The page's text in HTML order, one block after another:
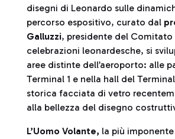
disegni di Leonardo sulle
percorso espositivo, curato dal
Galluzzi, presidente del Comitato
celebrazioni leonardesche, si
aree distinte dell’aeroporto: alle
Terminal 1 e nella hall del
storica facciata di vetro
alla bellezza del disegno
L’Uomo Volante, la più